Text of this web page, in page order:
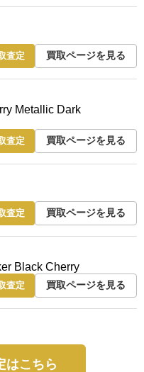
査定 買取ページを見る
Metallic Dark
査定 買取ページを見る
査定 買取ページを見る
Black Cherry
査定 買取ページを見る
はこちら